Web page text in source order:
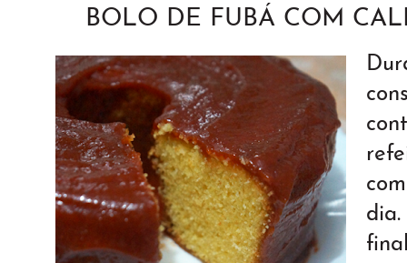
BOLO DE FUBÁ COM